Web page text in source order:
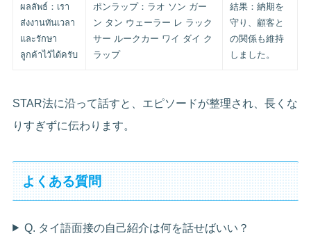
ผลลัพธ์：เรา
ส่งงานทันเวลา
และรักษา
ลูกค้าไว้ได้ครับ
ポンラップ：ラオ ソン ガー
ン タン ウェーラー レ ラック
サー ルークカー ワイ ダイ ク
ラップ
結果：納期を
守り、顧客と
の関係も維持
しました。
STAR法に沿って話すと、エピソードが整理され、長くな
りすぎずに伝わります。
よくある質問
Q. タイ語面接の自己紹介は何を話せばいい？